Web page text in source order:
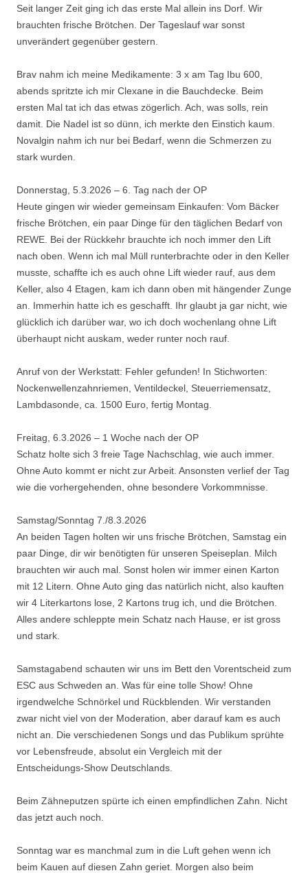
Seit langer Zeit ging ich das erste Mal allein ins Dorf. Wir
brauchten frische Brötchen. Der Tageslauf war sonst
unverändert gegenüber gestern.
Brav nahm ich meine Medikamente: 3 x am Tag Ibu 600,
abends spritzte ich mir Clexane in die Bauchdecke. Beim
ersten Mal tat ich das etwas zögerlich. Ach, was solls, rein
damit. Die Nadel ist so dünn, ich merkte den Einstich kaum.
Novalgin nahm ich nur bei Bedarf, wenn die Schmerzen zu
stark wurden.
Donnerstag, 5.3.2026 – 6. Tag nach der OP
Heute gingen wir wieder gemeinsam Einkaufen: Vom Bäcker
frische Brötchen, ein paar Dinge für den täglichen Bedarf von
REWE. Bei der Rückkehr brauchte ich noch immer den Lift
nach oben. Wenn ich mal Müll runterbrachte oder in den Keller
musste, schaffte ich es auch ohne Lift wieder rauf, aus dem
Keller, also 4 Etagen, kam ich dann oben mit hängender Zunge
an. Immerhin hatte ich es geschafft. Ihr glaubt ja gar nicht, wie
glücklich ich darüber war, wo ich doch wochenlang ohne Lift
überhaupt nicht auskam, weder runter noch rauf.
Anruf von der Werkstatt: Fehler gefunden! In Stichworten:
Nockenwellenzahnriemen, Ventildeckel, Steuerriemensatz,
Lambdasonde, ca. 1500 Euro, fertig Montag.
Freitag, 6.3.2026 – 1 Woche nach der OP
Schatz holte sich 3 freie Tage Nachschlag, wie auch immer.
Ohne Auto kommt er nicht zur Arbeit. Ansonsten verlief der Tag
wie die vorhergehenden, ohne besondere Vorkommnisse.
Samstag/Sonntag 7./8.3.2026
An beiden Tagen holten wir uns frische Brötchen, Samstag ein
paar Dinge, dir wir benötigten für unseren Speiseplan. Milch
brauchten wir auch mal. Sonst holen wir immer einen Karton
mit 12 Litern. Ohne Auto ging das natürlich nicht, also kauften
wir 4 Literkartons lose, 2 Kartons trug ich, und die Brötchen.
Alles andere schleppte mein Schatz nach Hause, er ist gross
und stark.
Samstagabend schauten wir uns im Bett den Vorentscheid zum
ESC aus Schweden an. Was für eine tolle Show! Ohne
irgendwelche Schnörkel und Rückblenden. Wir verstanden
zwar nicht viel von der Moderation, aber darauf kam es auch
nicht an. Die verschiedenen Songs und das Publikum sprühte
vor Lebensfreude, absolut ein Vergleich mit der
Entscheidungs-Show Deutschlands.
Beim Zähneputzen spürte ich einen empfindlichen Zahn. Nicht
das jetzt auch noch.
Sonntag war es manchmal zum in die Luft gehen wenn ich
beim Kauen auf diesen Zahn geriet. Morgen also beim